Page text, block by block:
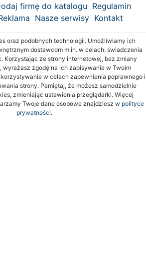
firmę do katalogu Regulamin
Nasze serwisy Kontakt
oraz podobnych technologii. Umożliwiamy ich
dostawcom m.in. w celach: świadczenia
Korzystając ze strony internetowej, bez zmiany
wyrażasz zgodę na ich zapisywanie w Twoim
w celach zapewnienia poprawnego i
strony. Pamiętaj, że możesz samodzielnie
zmieniając ustawienia przeglądarki. Więcej
Twoje dane osobowe znajdziesz w polityce
prywatności.